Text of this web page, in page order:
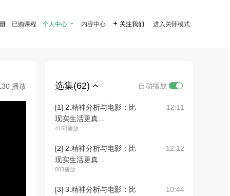
已购课程 个人中心  内容中心  关注我们 进入关怀模式
播放 选集(62) 自动播放
[1] 2.精神分析与电影：比
现实生活更真...
4168播放
12:11
[2] 2.精神分析与电影：比
现实生活更真...
883播放
12:12
[3] 3.精神分析与电影：比
10:44